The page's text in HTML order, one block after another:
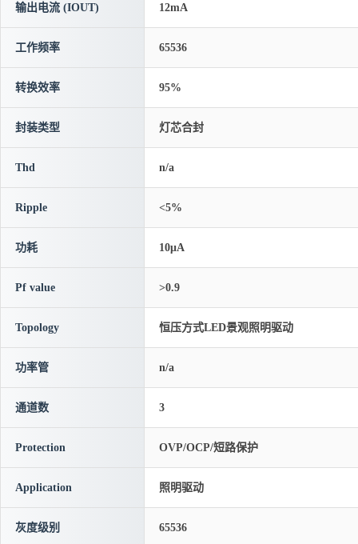
输出电流 (IOUT) 12mA
工作频率 65536
转换效率 95%
封装类型 灯芯合封
Thd n/a
Ripple <5%
功耗 10μA
Pf value >0.9
Topology 恒压方式LED景观照明驱动
功率管 n/a
通道数 3
Protection OVP/OCP/短路保护
Application 照明驱动
灰度级别 65536